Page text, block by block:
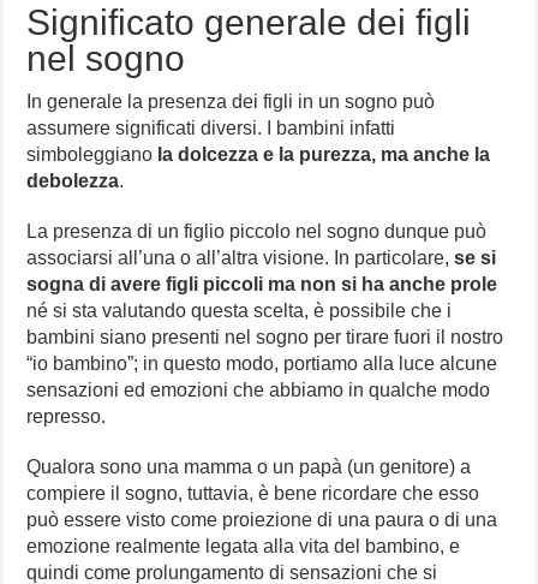
Significato generale dei figli
nel sogno
In generale la presenza dei figli in un sogno può
assumere significati diversi. I bambini infatti
simboleggiano la dolcezza e la purezza, ma anche la
debolezza.
La presenza di un figlio piccolo nel sogno dunque può
associarsi all’una o all’altra visione. In particolare,se si
sogna di avere figli piccoli ma non si ha anche prole
né si sta valutando questa scelta, è possibile che i
bambini siano presenti nel sogno per tirare fuori il nostro
“io bambino”; in questo modo, portiamo alla luce alcune
sensazioni ed emozioni che abbiamo in qualche modo
represso.
Qualora sono una mamma o un papà (un genitore) a
compiere il sogno, tuttavia, è bene ricordare che esso
può essere visto come proiezione di una paura o di una
emozione realmente legata alla vita del bambino, e
quindi come prolungamento di sensazioni che si